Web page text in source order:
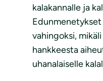
kalakannalle ja
vahingoksi,
hankkeesta
uhanalaiselle